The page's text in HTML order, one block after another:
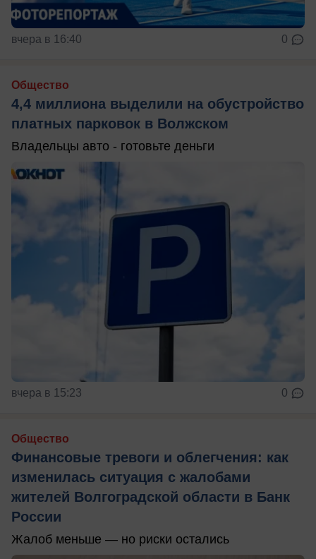
вчера в 16:40 0
Общество
4,4 миллиона выделили на обустройство
платных парковок в Волжском
Владельцы авто - готовьте деньги
вчера в 15:23 0
Общество
Финансовые тревоги и облегчения: как
изменилась ситуация с жалобами
жителей Волгоградской области в Банк
России
Жалоб меньше — но риски остались